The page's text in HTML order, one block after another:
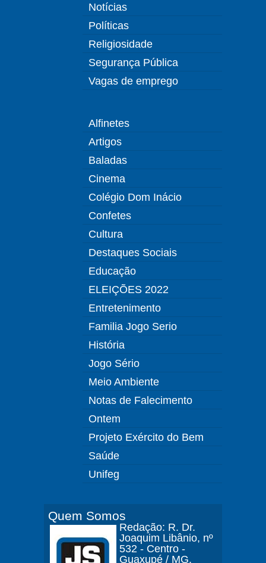
Notícias
Políticas
Religiosidade
Segurança Pública
Vagas de emprego
Alfinetes
Artigos
Baladas
Cinema
Colégio Dom Inácio
Confetes
Cultura
Destaques Sociais
Educação
ELEIÇÕES 2022
Entretenimento
Familia Jogo Serio
História
Jogo Sério
Meio Ambiente
Notas de Falecimento
Ontem
Projeto Exército do Bem
Saúde
Unifeg
Quem Somos
Redação: R. Dr.
Joaquim Libânio, nº
532 - Centro -
Guaxupé / MG.